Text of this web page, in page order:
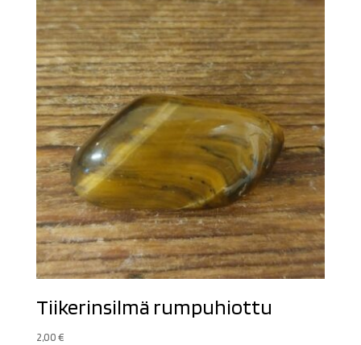
Tiikerinsilmä rumpuhiottu
2,00€